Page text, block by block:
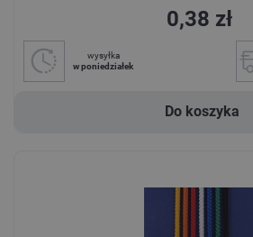
0,38 zł
wysyłka
w poniedziałek
Do koszyka